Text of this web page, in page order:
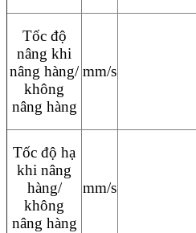
Tốc độ
nâng khi
nâng hàng/
không
nâng hàng
mm/s
Tốc độ hạ
khi nâng
hàng/
không
nâng hàng
mm/s